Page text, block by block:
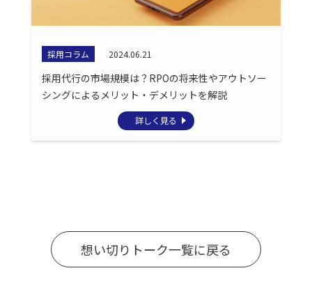
採用コラム 2024.06.21
採用代行の市場規模は？RPOの将来性やアウトソー
シングによるメリット・デメリットを解説
詳しく見る
想い切りトーク一覧に戻る